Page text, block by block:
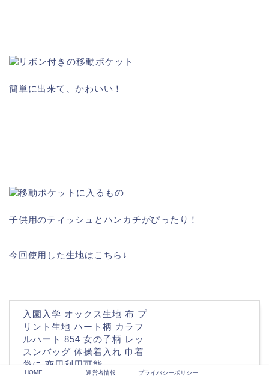
簡単に出来て、かわいい！
子供用のティッシュとハンカチがぴったり！
今回使用した生地はこちら↓
入園入学 オックス生地 布 プ
リント生地 ハート柄 カラフ
ルハート 854 女の子柄 レッ
スンバッグ 体操着入れ 巾着
袋に 商用利用可能
HOME 運営者情報 プライバシーポリシー